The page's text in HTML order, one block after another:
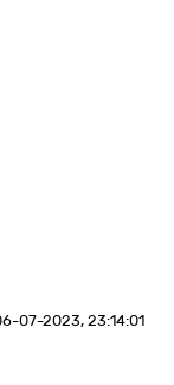
07-2023, 23:14:01